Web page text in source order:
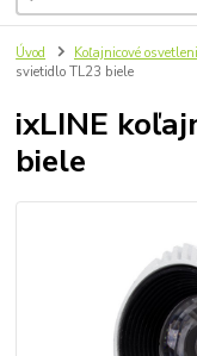
Úvod Koľajnicové
svietidlo TL23 biele
ixLINE
biele